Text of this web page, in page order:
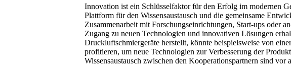
Innovation ist ein Schlüsselfaktor für den Erfolg im modernen
Plattform für den Wissensaustausch und die gemeinsame
Zusammenarbeit mit Forschungseinrichtungen, Start-ups oder
Zugang zu neuen Technologien und innovativen Lösungen
Druckluftschmiergeräte herstellt, könnte beispielsweise von
profitieren, um neue Technologien zur Verbesserung der
Wissensaustausch zwischen den Kooperationspartnern sind